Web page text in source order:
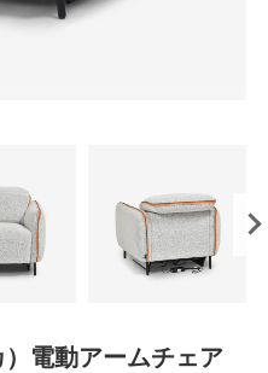
電動アームチェア